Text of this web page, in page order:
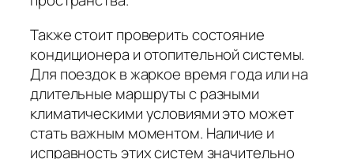
Также стоит проверить состояние
кондиционера и отопительной системы.
Для поездок в жаркое время года или на
длительные маршруты с разными
климатическими условиями это может
стать важным моментом. Наличие и
исправность этих систем значительно